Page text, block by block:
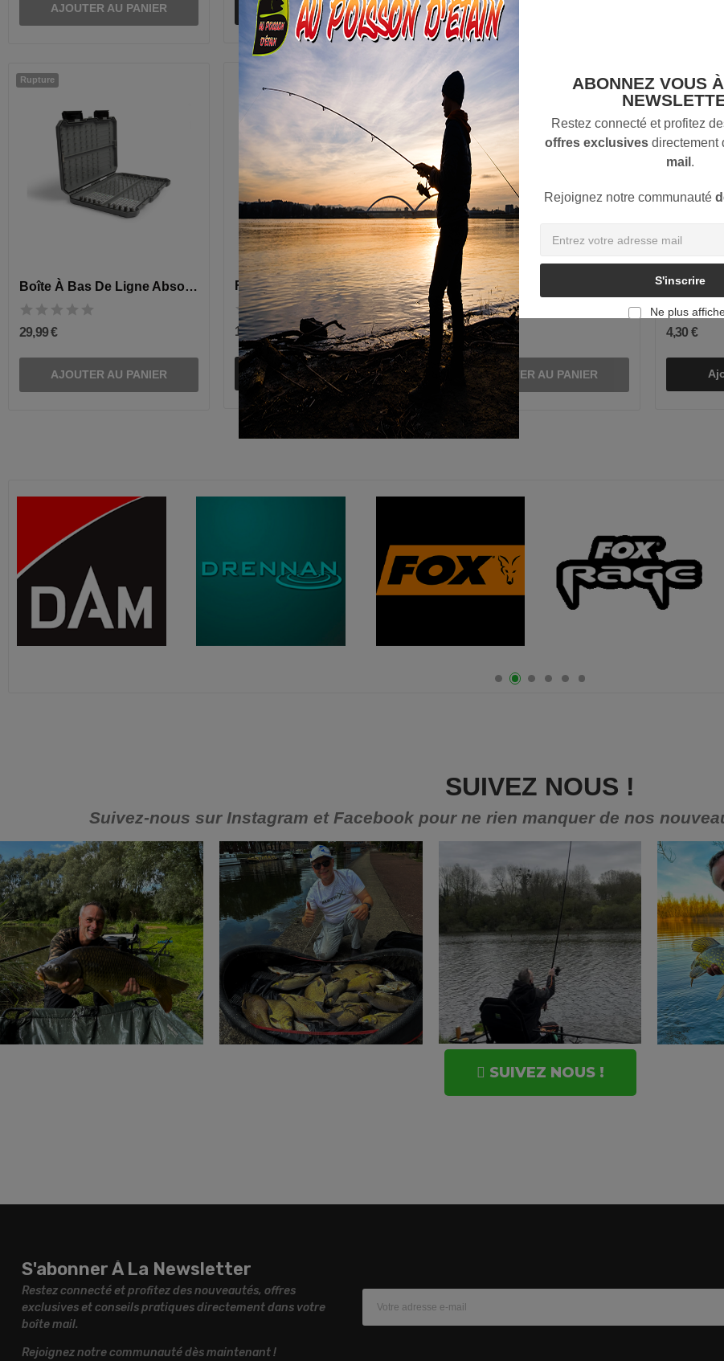
AJOUTER AU PANIER
Rupture
Boîte À Bas De Ligne Absolute Allround
29,99 €
AJOUTER AU PANIER
Ajouter au panier
Fourreau Duralite Pro XL - 1.95M
199,90 €
Ajouter au panier
AJOUTER AU PANIER
Rupture
Bait Crusher - XL
14,95 €
AJOUTER AU PANIER
Amorce
4,30 €
SUIVEZ NOUS !
Suivez-nous sur Instagram et Facebook pour ne rien manquer de nos
SUIVEZ NOUS !
S'abonner À La Newsletter
Restez connecté et profitez des nouveautés, offres
exclusives et conseils pratiques directement dans votre
boîte mail.
Rejoignez notre communauté dès maintenant !
ABONNEZ VOUS
Restez connecté et profitez
offres exclusives directement
mail .
Rejoignez notre communauté
S'inscrire
Ne plus